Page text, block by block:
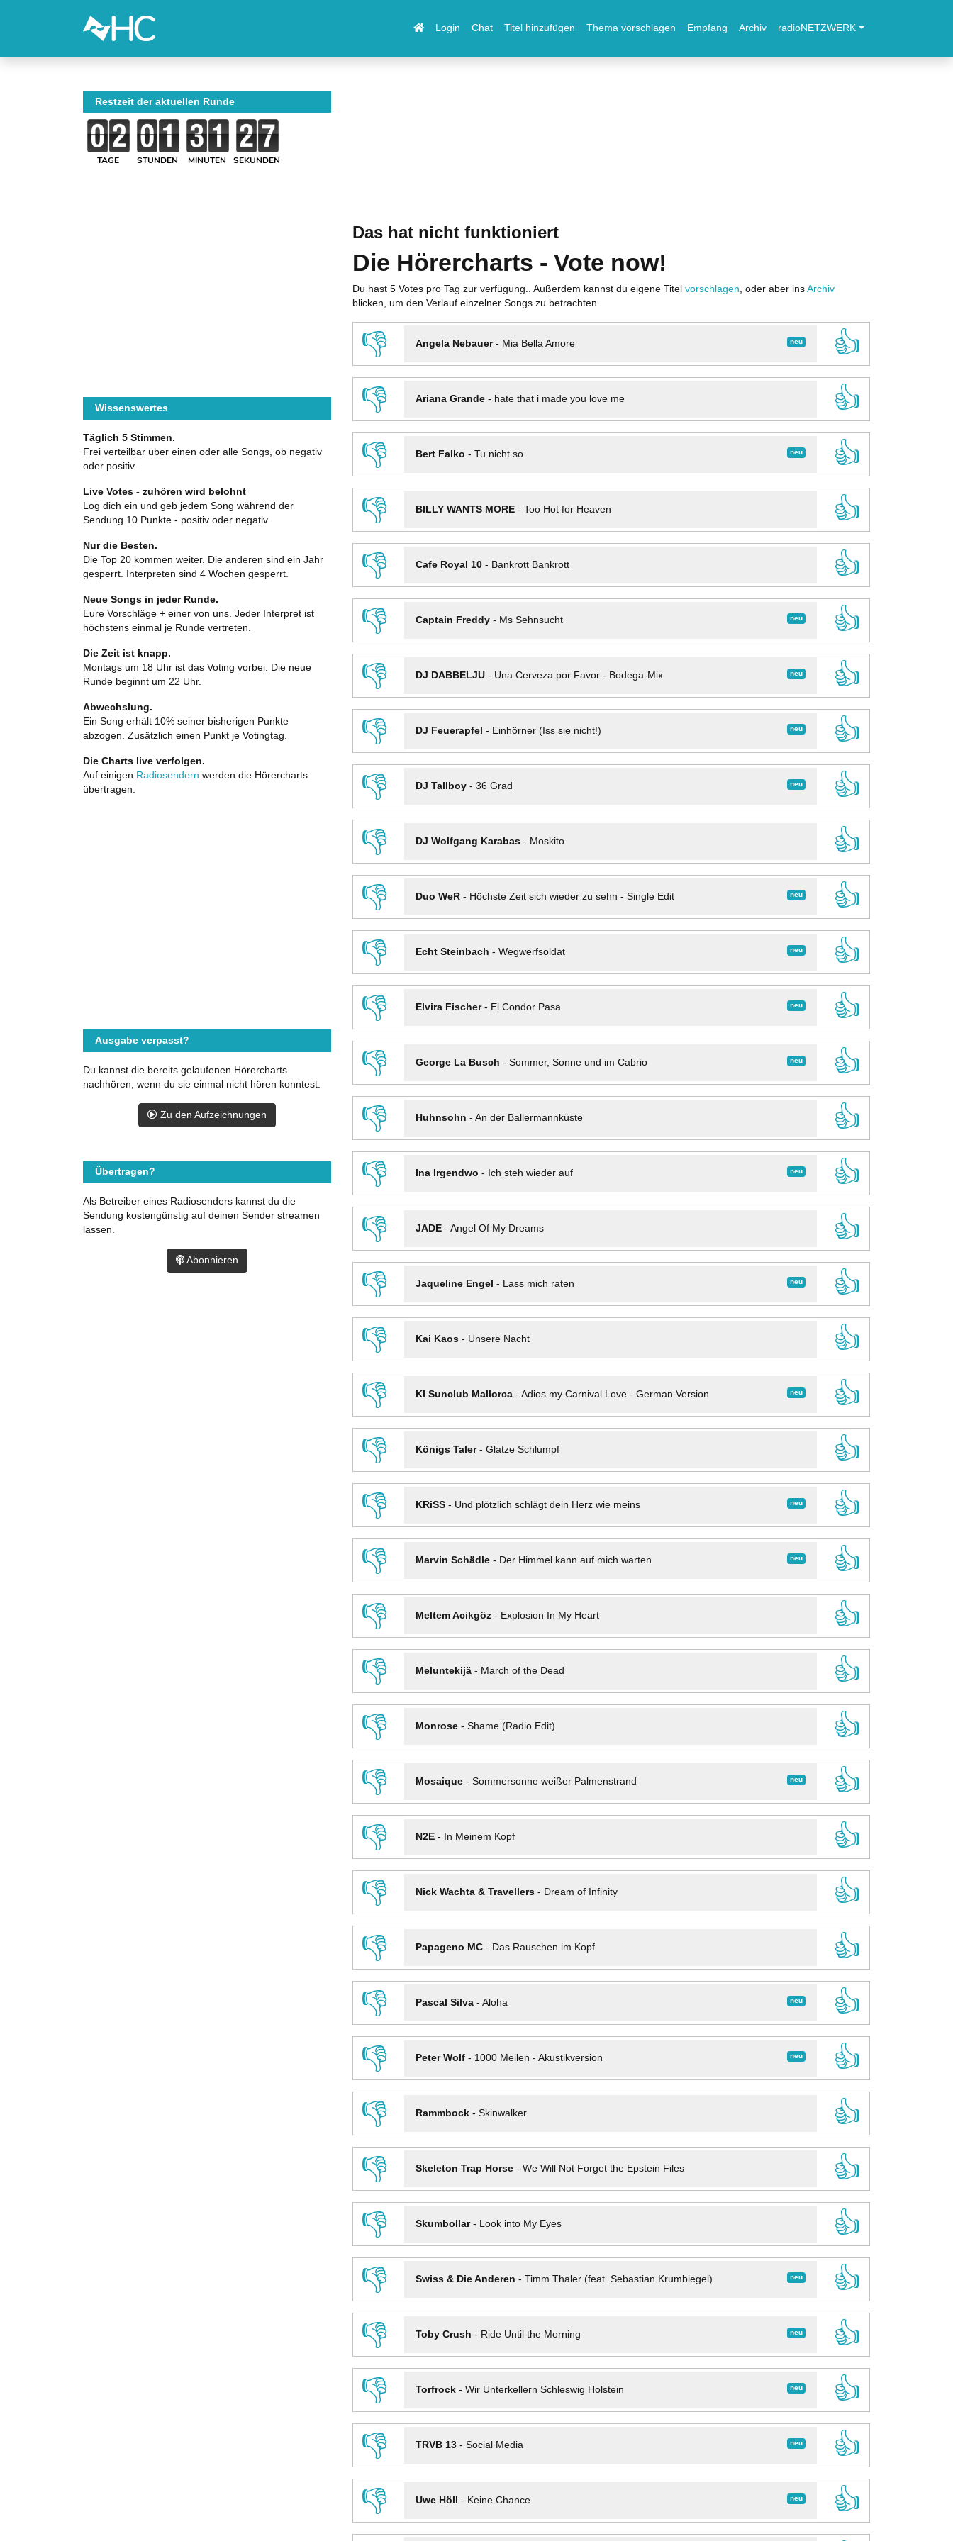
Login Chat Titel hinzufügen Thema vorschlagen Empfang Archiv radioNETZWERK
Das hat nicht funktioniert
Die Hörercharts - Vote now!
Du hast 5 Votes pro Tag zur verfügung.. Außerdem kannst du eigene Titel vorschlagen , oder aber ins Archiv
blicken, um den Verlauf einzelner Songs zu betrachten.
👎 neu
Angela Nebauer- Mia Bella Amore
👍
👎
Ariana Grande- hate that i made you love me
👍
👎
neu
Bert Falko - Tu nicht so
👍
👎
BILLY WANTS MORE- Too Hot for Heaven
👍
👎
Cafe Royal 10- Bankrott Bankrott
👍
👎
neu
Captain Freddy- Ms Sehnsucht
👍
👎
neu
DJ DABBELJU- Una Cerveza por Favor - Bodega-Mix
👍
👎
neu
DJ Feuerapfel - Einhörner (Iss sie nicht!)
👍
👎
neu
DJ Tallboy- 36 Grad
👍
👎
DJ Wolfgang Karabas- Moskito
👍
👎
neu
Duo WeR- Höchste Zeit sich wieder zu sehn - Single Edit
👍
👎
neu
Echt Steinbach - Wegwerfsoldat
👍
👎
neu
Elvira Fischer- El Condor Pasa
👍
👎
neu
George La Busch - Sommer, Sonne und im Cabrio
👍
👎
Huhnsohn - An der Ballermannküste
👍
👎
neu
Ina Irgendwo - Ich steh wieder auf
👍
👎
JADE- Angel Of My Dreams
👍
👎
neu
Jaqueline Engel - Lass mich raten
👍
👎
Kai Kaos- Unsere Nacht
👍
👎
neu
KI Sunclub Mallorca- Adios my Carnival Love - German Version
👍
👎
Königs Taler- Glatze Schlumpf
👍
👎
neu
KRiSS- Und plötzlich schlägt dein Herz wie meins
👍
👎
neu
Marvin Schädle- Der Himmel kann auf mich warten
👍
👎
Meltem Acikgöz- Explosion In My Heart
👍
👎
Meluntekijä- March of the Dead
👍
👎
Monrose- Shame (Radio Edit)
👍
👎
neu
Mosaique- Sommersonne weißer Palmenstrand
👍
👎
N2E- In Meinem Kopf
👍
👎
Nick Wachta & Travellers- Dream of Infinity
👍
👎
Papageno MC- Das Rauschen im Kopf
👍
👎
neu
Pascal Silva- Aloha
👍
👎
neu
Peter Wolf- 1000 Meilen - Akustikversion
👍
👎
Rammbock- Skinwalker
👍
👎
Skeleton Trap Horse- We Will Not Forget the Epstein Files
👍
👎
Skumbollar- Look into My Eyes
👍
👎
neu
Swiss & Die Anderen - Timm Thaler (feat. Sebastian Krumbiegel)
👍
👎
neu
Toby Crush - Ride Until the Morning
👍
👎
neu
Torfrock- Wir Unterkellern Schleswig Holstein
👍
👎
neu
TRVB 13- Social Media
👍
👎
neu
Uwe Höll - Keine Chance
👍
Restzeit der aktuellen Runde
TAGE STUNDEN MINUTEN SEKUNDEN
Wissenswertes
Täglich 5 Stimmen.
Frei verteilbar über einen oder alle Songs, ob negativ
oder positiv..
Live Votes - zuhören wird belohnt
Log dich ein und geb jedem Song während der
Sendung 10 Punkte - positiv oder negativ
Nur die Besten.
Die Top 20 kommen weiter. Die anderen sind ein Jahr
gesperrt. Interpreten sind 4 Wochen gesperrt.
Neue Songs in jeder Runde.
Eure Vorschläge + einer von uns. Jeder Interpret ist
höchstens einmal je Runde vertreten.
Die Zeit ist knapp.
Montags um 18 Uhr ist das Voting vorbei. Die neue
Runde beginnt um 22 Uhr.
Abwechslung.
Ein Song erhält 10% seiner bisherigen Punkte
abzogen. Zusätzlich einen Punkt je Votingtag.
Die Charts live verfolgen.
Auf einigen Radiosendern werden die Hörercharts
übertragen.
Ausgabe verpasst?
Du kannst die bereits gelaufenen Hörercharts
nachhören, wenn du sie einmal nicht hören konntest.
Zu den Aufzeichnungen
Übertragen?
Als Betreiber eines Radiosenders kannst du die
Sendung kostengünstig auf deinen Sender streamen
lassen.
Abonnieren